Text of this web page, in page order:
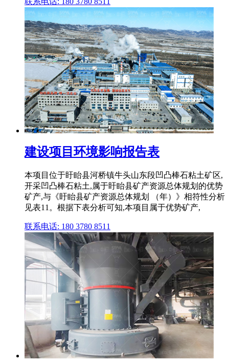
建设项目环境影响报告表
本项目位于盱眙县河桥镇牛头山东段凹凸棒石粘土矿区,
开采凹凸棒石粘土,属于盱眙县矿产资源总体规划的优势
矿产,与《盱眙县矿产资源总体规划 （年）》相符性分析
见表11。根据下表分析可知,本项目属于优势矿产,
联系电话: 180 3780 8511